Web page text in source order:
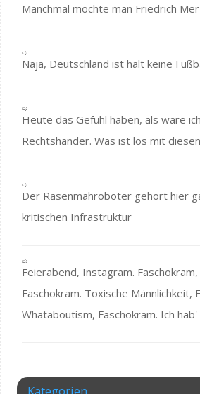
Manchmal möchte man Friedrich
Naja, Deutschland ist halt keine
Heute das Gefühl haben, als wäre
Rechtshänder. Was ist los mit
Der Rasenmähroboter gehört hier
kritischen Infrastruktur
Feierabend, Instagram.
Faschokram. Toxische Männlichkeit,
Whataboutism, Faschokram. Ich
Kategorien